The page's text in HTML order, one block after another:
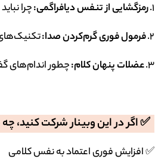
۱. رمزگشایی از تنفس دیافراگمی:چرا
۲. فرمول فوری گرم‌کردن صدا:تکنیک‌های ۳ دقیقه‌ای برای قبل از سخنرانی، پادکست یا
۳. عضلات پنهان کلام:چطور اندام‌های
✅ اگر در این وبینار شرکت کنید،
✅ افزایش فوری اعتماد به نفس کلامی